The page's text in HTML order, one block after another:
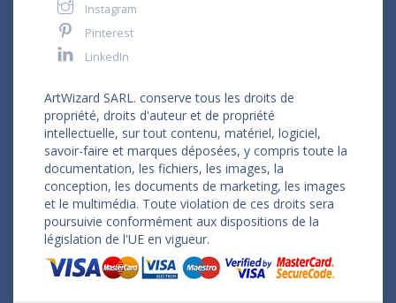
Instagram
Pinterest
LinkedIn
ArtWizard SARL. conserve tous les droits de
propriété, droits d'auteur et de propriété
intellectuelle, sur tout contenu, matériel, logiciel,
savoir-faire et marques déposées, y compris toute la
documentation, les fichiers, les images, la
conception, les documents de marketing, les images
et le multimédia. Toute violation de ces droits sera
poursuivie conformément aux dispositions de la
législation de l'UE en vigueur.